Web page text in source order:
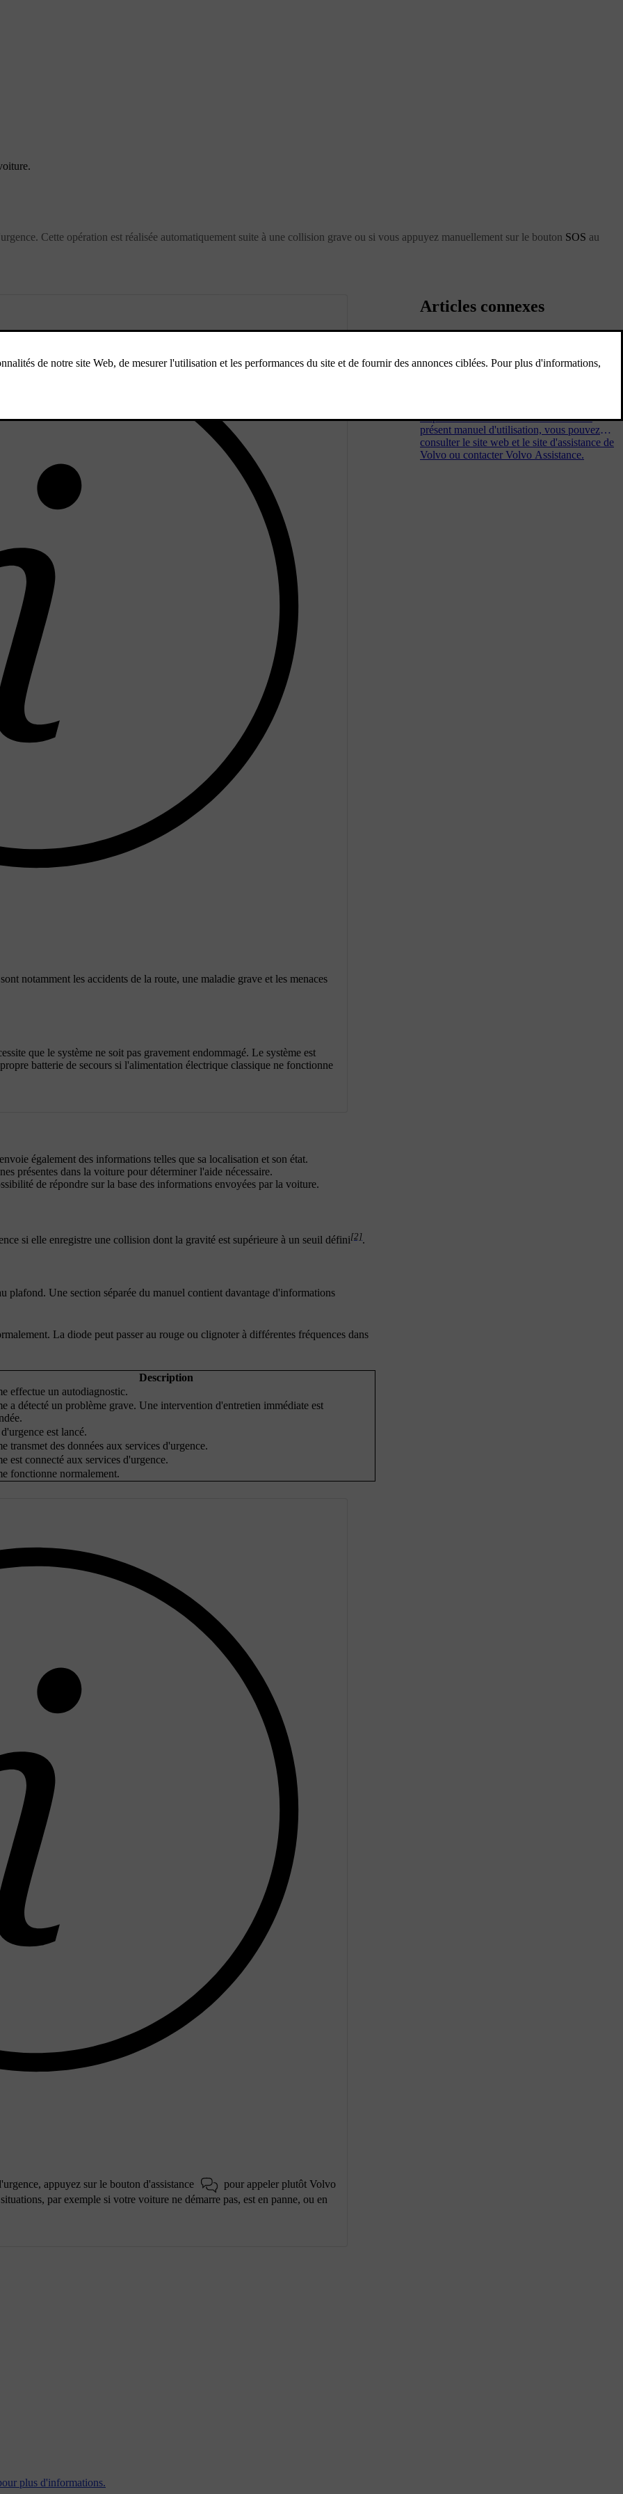
Cette opération est réalisée automatiquement suite à une collision grave ou si vous appuyez manuellement sur le bouton SOS au
notamment les accidents de la route, une maladie grave et les menaces
que le système ne soit pas gravement endommagé. Le système est
batterie de secours si l'alimentation électrique classique ne fonctionne
également des informations telles que sa localisation et son état.
présentes dans la voiture pour déterminer l'aide nécessaire.
de répondre sur la base des informations envoyées par la voiture.
si elle enregistre une collision dont la gravité est supérieure à un seuil défini[2].
plafond. Une section séparée du manuel contient davantage d'informations
La diode peut passer au rouge ou clignoter à différentes fréquences dans
Description
effectue un autodiagnostic.
a détecté un problème grave. Une intervention d'entretien immédiate est
est lancé.
transmet des données aux services d'urgence.
est connecté aux services d'urgence.
fonctionne normalement.
appuyez sur le bouton d'assistance
pour appeler plutôt Volvo
par exemple si votre voiture ne démarre pas, est en panne, ou en
plus d'informations.
Articles connexes
informations de contact
disponibles à divers endroits. Hormis le
présent manuel d'utilisation, vous pouvez
consulter le site web et le site d'assistance de
Volvo ou contacter Volvo Assistance.